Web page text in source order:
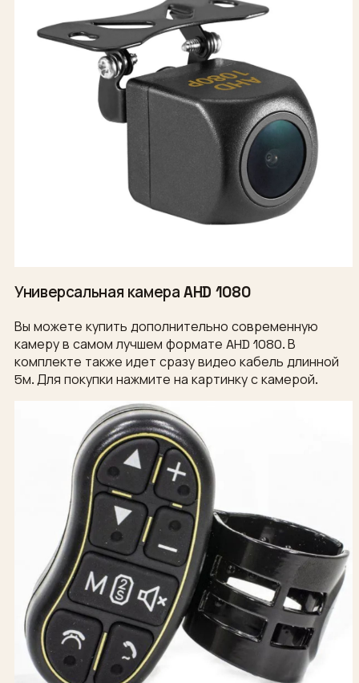
Универсальная камера AHD 1080
Вы можете купить дополнительно современную
камеру в самом лучшем формате AHD 1080. В
комплекте также идет сразу видео кабель длинной
5м. Для покупки нажмите на картинку с камерой.